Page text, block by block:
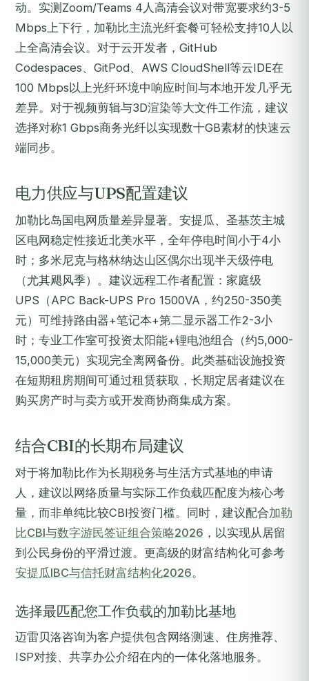
动。实测Zoom/Teams 4人高清会议对带宽要求约3-5
Mbps上下行，加勒比主流光纤套餐可轻松支持10人以
上全高清会议。对于云开发者，GitHub
Codespaces、GitPod、AWS CloudShell等云IDE在
100 Mbps以上光纤环境中响应时间与本地开发几乎无
差异。对于视频剪辑与3D渲染等大文件工作流，建议
选择对称1 Gbps商务光纤以实现数十GB素材的快速云
端同步。
电力供应与UPS配置建议
加勒比岛国电网质量差异显著。安提瓜、圣基茨主城
区电网稳定性接近北美水平，全年停电时间小于4小
时；多米尼克与格林纳达山区偶尔出现半天级停电
（尤其飓风季）。建议远程工作者配置：家庭级
UPS（APC Back-UPS Pro 1500VA，约250-350美
元）可维持路由器+笔记本+第二显示器工作2-3小
时；专业工作室可投资太阳能+锂电池组合（约5,000-
15,000美元）实现完全离网备份。此类基础设施投资
在短期租房期间可通过租赁获取，长期定居者建议在
购买房产时与卖方或开发商协商集成方案。
结合CBI的长期布局建议
对于将加勒比作为长期税务与生活方式基地的申请
人，建议以网络质量与实际工作负载匹配度为核心考
量，而非单纯比较CBI投资门槛。同时，建议配合加勒
比CBI与数字游民签证组合策略2026 ，以实现从居留
到公民身份的平滑过渡。更高级的财富结构化可参考
安提瓜IBC与信托财富结构化2026。
选择最匹配您工作负载的加勒比基地
迈雷贝洛咨询为客户提供包含网络测速、住房推荐、
ISP对接、共享办公介绍在内的一体化落地服务。